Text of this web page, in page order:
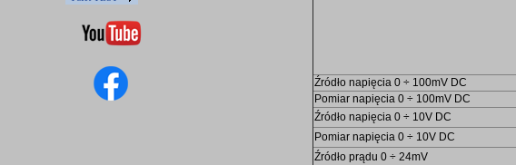
Źródło napięcia 0 ÷ 100mV DC
Pomiar napięcia 0 ÷ 100mV DC
Źródło napięcia 0 ÷ 10V DC
Pomiar napięcia 0 ÷ 10V DC
Źródło prądu 0 ÷ 24mV